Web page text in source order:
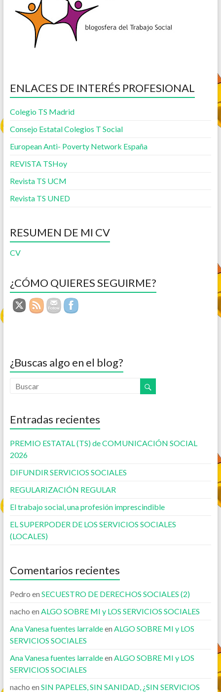
ENLACES DE INTERÉS PROFESIONAL
Colegio TS Madrid
Consejo Estatal Colegios T Social
European Anti- Poverty Network España
REVISTA TSHoy
Revista TS UCM
Revista TS UNED
RESUMEN DE MI CV
CV
¿CÓMO QUIERES SEGUIRME?
¿Buscas algo en el blog?
Entradas recientes
PREMIO ESTATAL (TS) de COMUNICACIÓN SOCIAL
2026
DIFUNDIR SERVICIOS SOCIALES
REGULARIZACIÓN REGULAR
El trabajo social, una profesión imprescindible
EL SUPERPODER DE LOS SERVICIOS SOCIALES
(LOCALES)
Comentarios recientes
Pedro en SECUESTRO DE DERECHOS SOCIALES (2)
nacho en ALGO SOBRE MI y LOS SERVICIOS SOCIALES
Ana Vanesa fuentes larraldeen ALGO SOBRE MI y LOS
SERVICIOS SOCIALES
Ana Vanesa fuentes larraldeen ALGO SOBRE MI y LOS
SERVICIOS SOCIALES
nacho en SIN PAPELES, SIN SANIDAD, ¿SIN SERVICIOS